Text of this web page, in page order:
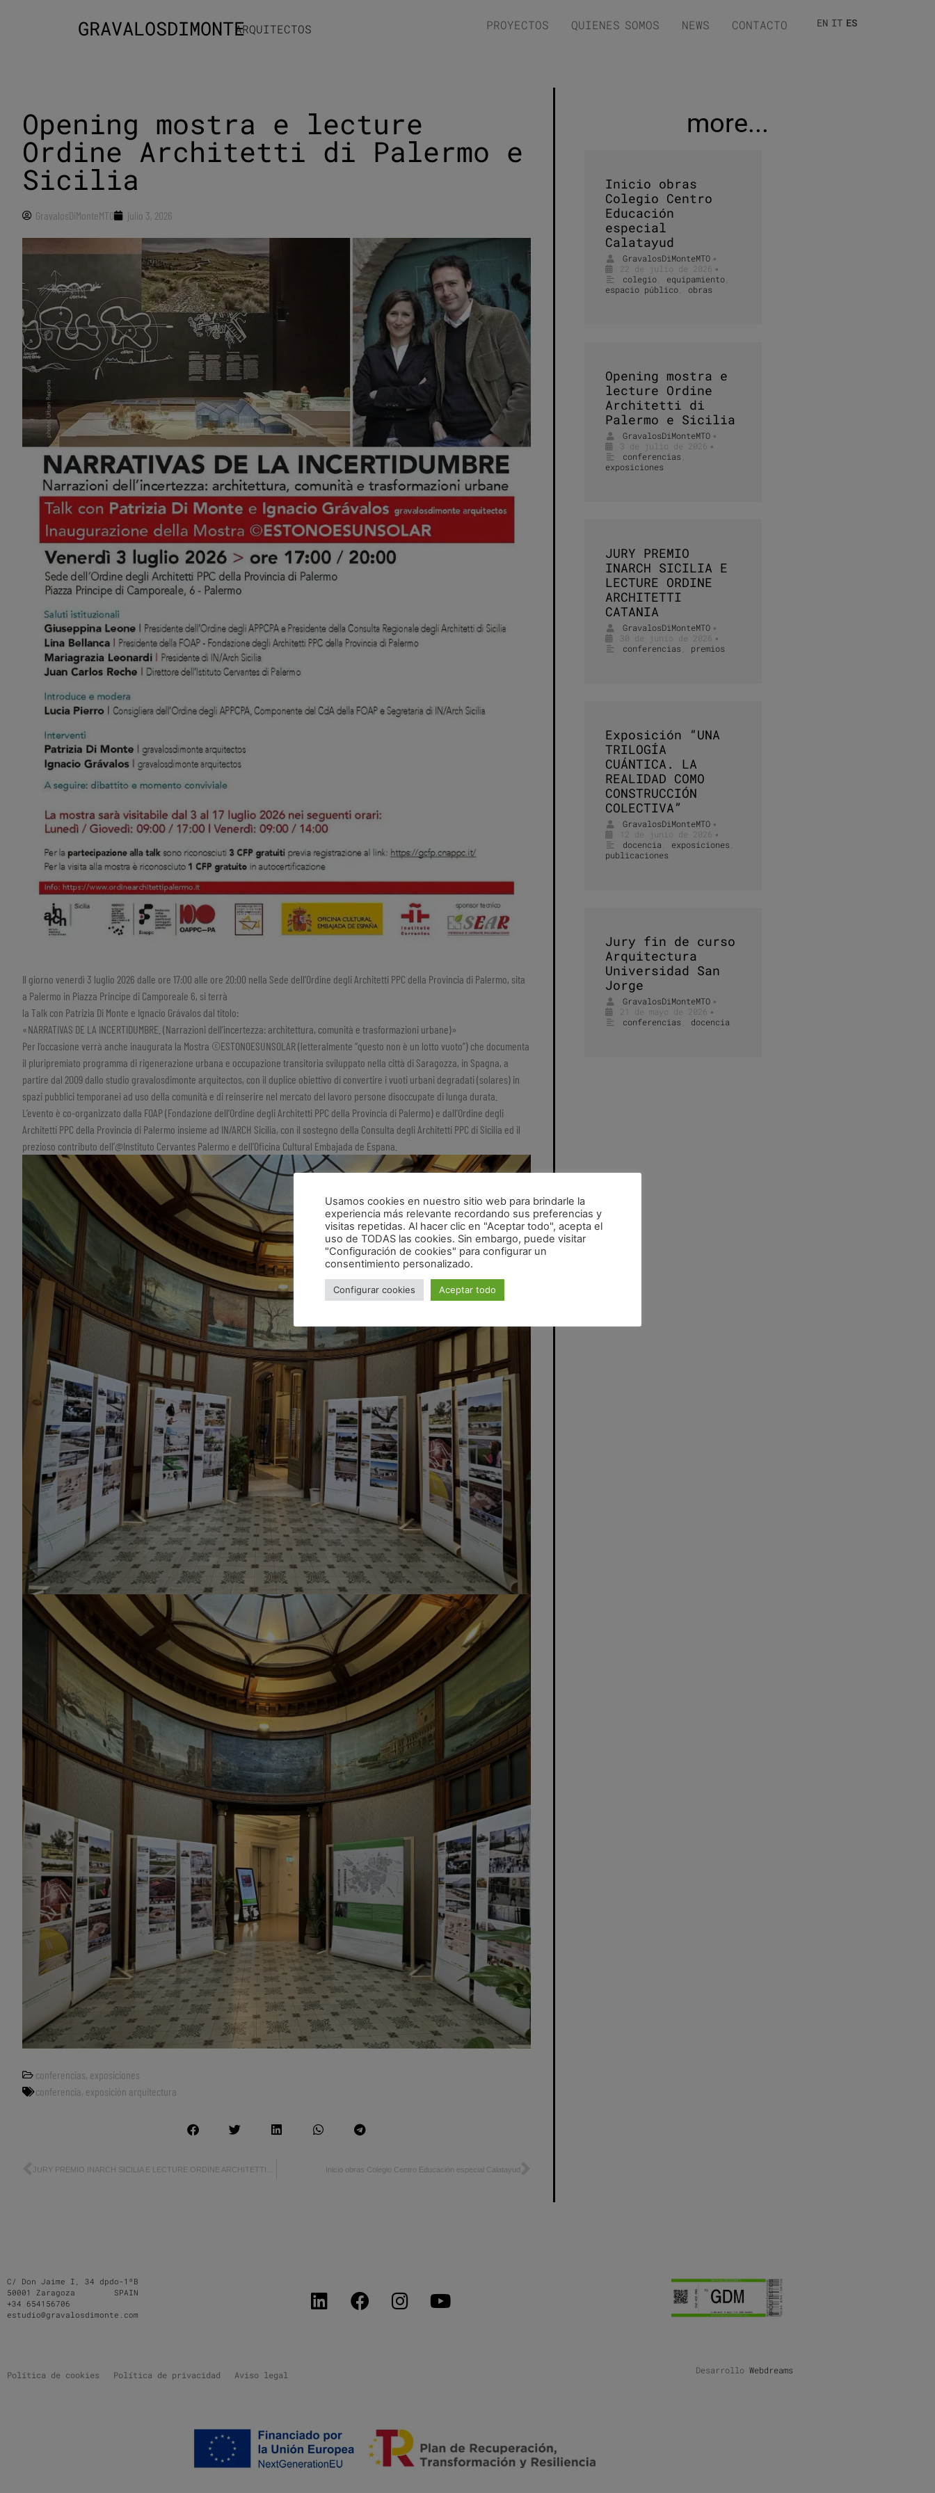
GRAVALOSDIMONTEARQUITECTOS PROYECTOS QUIENES SOMOS NEWS CONTACTO EN IT ES
Opening mostra e lecture
Ordine Architetti di Palermo e
Sicilia
GravalosDiMonteMTO julio 3, 2026
Il giorno venerdì 3 luglio 2026 dalle ore 17:00 alle ore 20:00 nella Sede dell’Ordine degli Architetti PPC della Provincia di Palermo, sita
a Palermo in Piazza Principe di Camporeale 6, si terrà
la Talk con Patrizia Di Monte e Ignacio Grávalos dal titolo:
«NARRATIVAS DE LA INCERTIDUMBRE. (Narrazioni dell’incertezza: architettura, comunità e trasformazioni urbane)»
Per l’occasione verrà anche inaugurata la Mostra ©ESTONOESUNSOLAR (letteralmente “questo non è un lotto vuoto”) che documenta
il pluripremiato programma di rigenerazione urbana e occupazione transitoria sviluppato nella città di Saragozza, in Spagna, a
partire dal 2009 dallo studio gravalosdimonte arquitectos, con il duplice obiettivo di convertire i vuoti urbani degradati (solares) in
spazi pubblici temporanei ad uso della comunità e di reinserire nel mercato del lavoro persone disoccupate di lunga durata.
L’evento è co-organizzato dalla FOAP (Fondazione dell’Ordine degli Architetti PPC della Provincia di Palermo) e dall’Ordine degli
Architetti PPC della Provincia di Palermo insieme ad IN/ARCH Sicilia, con il sostegno della Consulta degli Architetti PPC di Sicilia ed il
prezioso contributo dell’@Instituto Cervantes Palermo e dell’Oficina Cultural Embajada de Espana.
conferencias, exposiciones
conferencia, exposición arquitectura
Inicio obras Colegio Centro Educación especial Calatayud
more...
Inicio obras
Colegio Centro
Educación
especial
Calatayud
GravalosDiMonteMTO •
22 de julio de 2026 •
colegio, equipamiento,
espacio público, obras
Opening mostra e
lecture Ordine
Architetti di
Palermo e Sicilia
GravalosDiMonteMTO •
3 de julio de 2026 •
conferencias
exposiciones
JURY PREMIO
INARCH SICILIA E
LECTURE ORDINE
ARCHITETTI
CATANIA
GravalosDiMonteMTO •
30 de junio de 2026 •
conferencias premios
Exposición “UNA
TRILOGÍA
CUÁNTICA. LA
REALIDAD COMO
CONSTRUCCIÓN
COLECTIVA”
GravalosDiMonteMTO •
12 de junio de 2026 •
docencia exposiciones
publicaciones
Jury fin de curso
Arquitectura
Universidad San
Jorge
GravalosDiMonteMTO •
21 de mayo de 2026 •
conferencias docencia
C/ Don Jaime I, 34 dpdo-1ºB
50001 Zaragoza SPAIN
+34 654156706
estudio@gravalosdimonte.com
Política de cookies Política de privacidad Aviso legal Desarrollo Webdreams
Usamos cookies en nuestro sitio web para brindarle la
experiencia más relevante recordando sus preferencias y
visitas repetidas. Al hacer clic en "Aceptar todo", acepta el
uso de TODAS las cookies. Sin embargo, puede visitar
"Configuración de cookies" para configurar un
consentimiento personalizado.
Configurar cookies Aceptar todo